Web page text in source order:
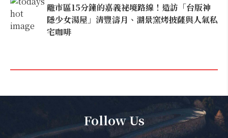
離市區15分鐘的嘉義祕境路線！造訪「台版神
隱少女湯屋」清豐濤月、湖景窯烤披薩與人氣私
宅咖啡
Follow Us